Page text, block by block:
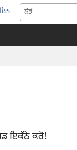
ਇਕੱਠੇ ਕਰੋ!